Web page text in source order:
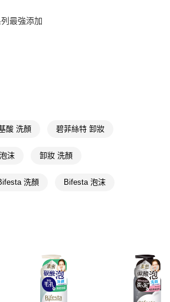
】
不需綁卡、不需儲值。
務後，再付款。
先享後付」後，將跳轉至「AFTEE先享後付」
天內，點擊此簡訊中的連結，可透過四大超商／
式進行付款，方視為交易完成。
下不需立刻繳費，但若您需要取消訂單，請聯絡
同意取消之訂單仍視為有效，需透過AFTEE先享
先享後付 」之結帳頁面顯示為準，若有關於
含以上)免運費
含以上)免運費
最強添加
酸 洗顏 碧菲絲特 卸妝
沫 卸妝 洗顏
洗顏 Bifesta 泡沫